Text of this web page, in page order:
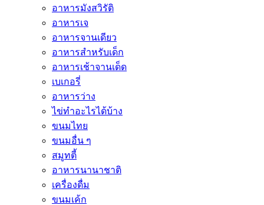
อาหารมังสวิรัติ
อาหารเจ
อาหารจานเดียว
อาหารสำหรับเด็ก
อาหารเช้าจานเด็ด
เบเกอรี่
อาหารว่าง
ไข่ทำอะไรได้บ้าง
ขนมไทย
ขนมอื่น ๆ
สมูทตี้
อาหารนานาชาติ
เครื่องดื่ม
ขนมเค้ก